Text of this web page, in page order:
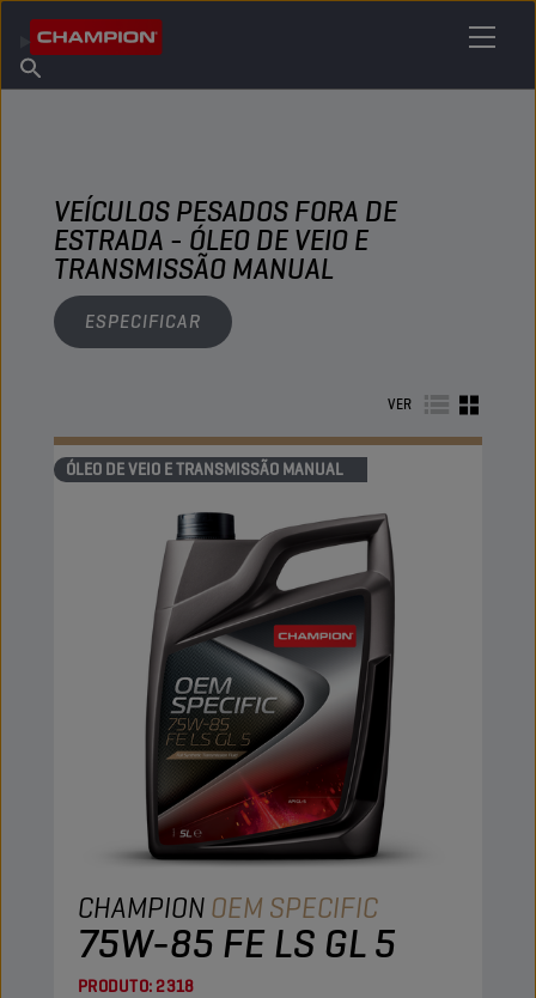
Sobre a Champion
Encontrar ponto de venda
VEÍCULOS PESADOS FORA DE
ESTRADA - ÓLEO DE VEIO E
TRANSMISSÃO MANUAL
ESPECIFICAR
VER
ÓLEO DE VEIO E TRANSMISSÃO MANUAL
CHAMPIONOEM SPECIFIC
75W-85 FE LS GL 5
PRODUTO:2318